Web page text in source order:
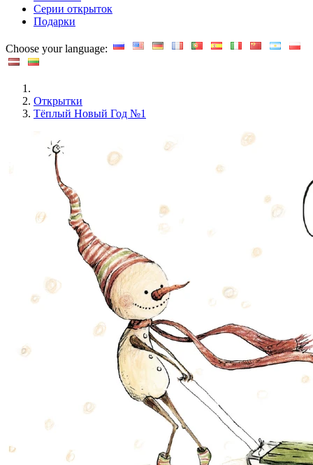
Серии открыток
Подарки
Choose your language:
Открытки
Тёплый Новый Год №1